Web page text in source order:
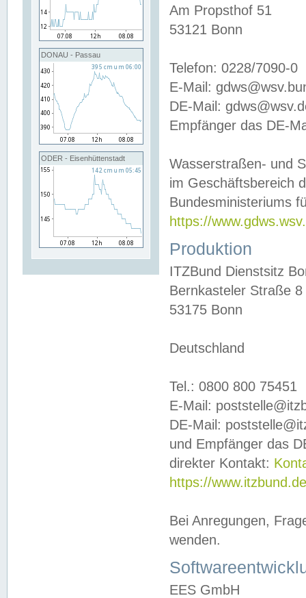
DONAU - Passau
ODER - Eisenhüttenstadt
Am Propsthof 51
53121 Bonn
Telefon: 0228/7090-0
E-Mail:
DE-Mail:
Empfänger das DE-
Wasserstraßen- und
im Geschäftsbereich
Bundesministeriums
https://
Produktion
ITZBund Dienstsitz
Bernkasteler Straße 8
53175 Bonn
Deutschland
Tel.: 0800 800 75451
E-Mail:
DE-Mail:
und Empfänger das
direkter Kontakt:
https://
Bei Anregungen,
wenden.
EES GmbH